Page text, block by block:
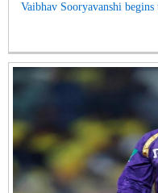
Vaibhav Sooryavanshi